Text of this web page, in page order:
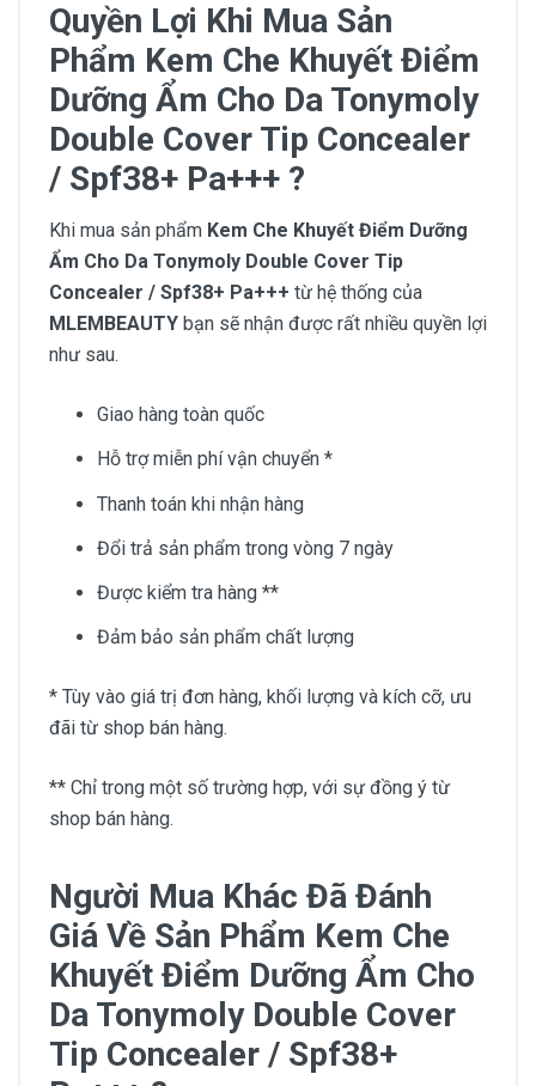
Quyền Lợi Khi Mua Sản
Phẩm Kem Che Khuyết Điểm
Dưỡng Ẩm Cho Da Tonymoly
Double Cover Tip Concealer
/ Spf38+ Pa+++ ?
Khi mua sản phẩm Kem Che Khuyết Điểm Dưỡng
Ẩm Cho Da Tonymoly Double Cover Tip
Concealer / Spf38+ Pa+++ từ hệ thống của
MLEMBEAUTY bạn sẽ nhận được rất nhiều quyền lợi
như sau.
Giao hàng toàn quốc
Hỗ trợ miễn phí vận chuyển *
Thanh toán khi nhận hàng
Đổi trả sản phẩm trong vòng 7 ngày
Được kiểm tra hàng **
Đảm bảo sản phẩm chất lượng
* Tùy vào giá trị đơn hàng, khối lượng và kích cỡ, ưu
đãi từ shop bán hàng.
** Chỉ trong một số trường hợp, với sự đồng ý từ
shop bán hàng.
Người Mua Khác Đã Đánh
Giá Về Sản Phẩm Kem Che
Khuyết Điểm Dưỡng Ẩm Cho
Da Tonymoly Double Cover
Tip Concealer / Spf38+